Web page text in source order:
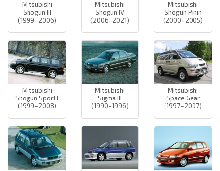
Mitsubishi
Shogun III
(1999–2006)
Mitsubishi
Shogun IV
(2006–2021)
Mitsubishi
Shogun Pinin
(2000–2005)
Mitsubishi
Shogun Sport I
(1999–2008)
Mitsubishi
Sigma III
(1990–1996)
Mitsubishi
Space Gear
(1997–2007)